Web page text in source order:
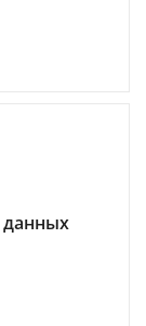
данных